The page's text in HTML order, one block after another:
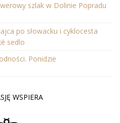
szlak w Dolinie Popradu
po słowacku i cyklocesta
sedlo
Ponidzie
WSPIERA